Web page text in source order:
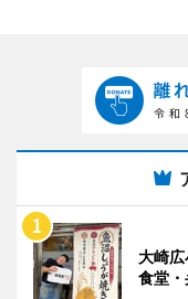
大崎
食堂